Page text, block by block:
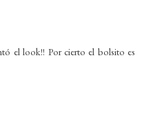
el look!! Por cierto el bolsito es